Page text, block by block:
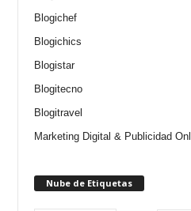
Blogichef
Blogichics
Blogistar
Blogitecno
Blogitravel
Marketing Digital & Publicidad
Nube de Etiquetas